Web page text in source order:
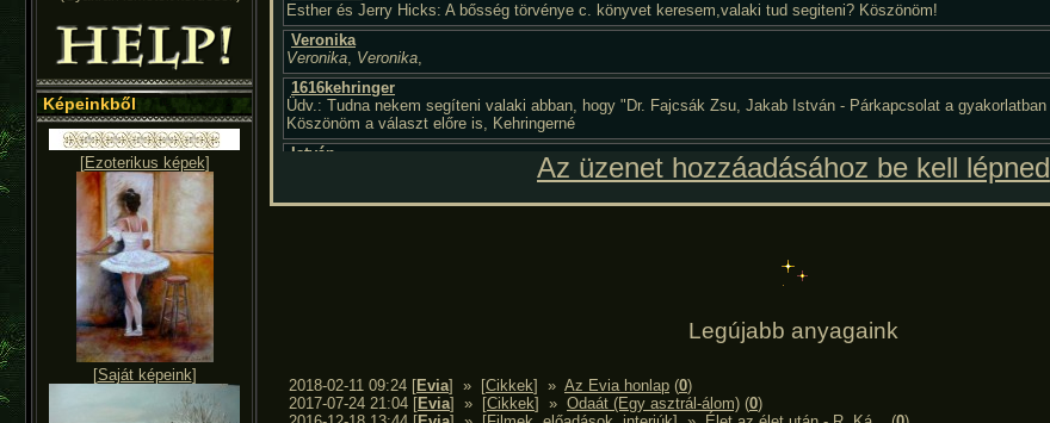
Képeinkből
[Ezoterikus képek]
[Saját képeink]
Az üzenet hozzáadásához be kell lépned
Legújabb anyagaink
2018-02-11 09:24 [Evia] » [Cikkek] » Az Evia honlap (0)
2017-07-24 21:04 [Evia] » [Cikkek] » Odaát (Egy asztrál-álom) (0)